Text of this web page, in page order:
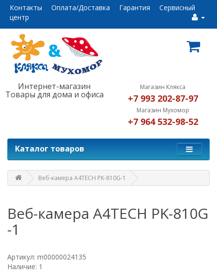
Контакты Оплата/Доставка Гарантия
Сервисный
центр
Интернет-магазин
Товары для дома и офиса
Магазин Клякса
+7 993 202-87-97
Магазин Мухомор
+7 964 532-98-52
Каталог товаров
Веб-камера A4TECH PK-810G-1
Веб-камера A4TECH PK-810G
-1
Артикул: m00000024135
Наличие: 1